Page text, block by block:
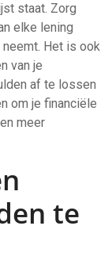
staat. Zorg
elke lening
Het is ook
van je
af ​​te lossen
om je financiële
meer
te